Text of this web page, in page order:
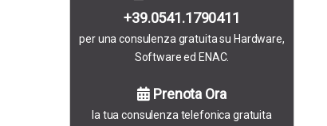
+39.0541.1790411
per una consulenza gratuita su Hardware,
Software ed ENAC.
Prenota Ora
la tua consulenza telefonica gratuita